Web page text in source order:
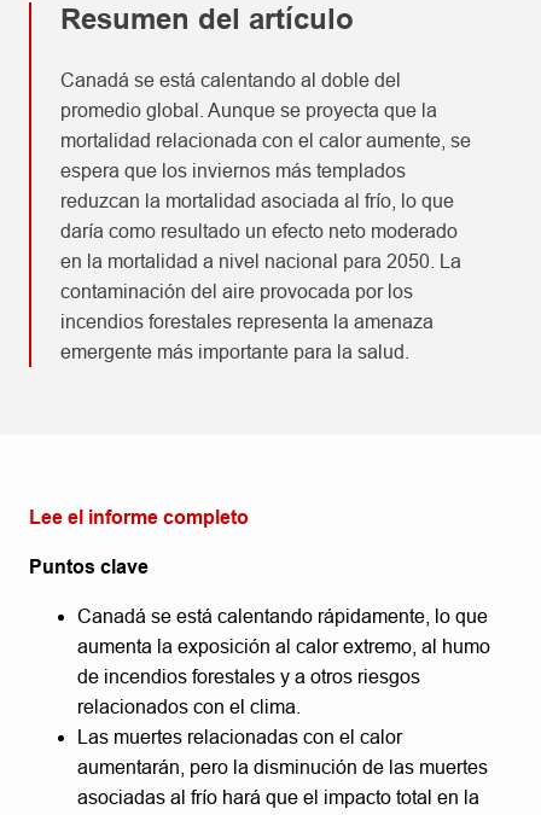
Resumen del artículo
Canadá se está calentando al doble del
promedio global. Aunque se proyecta que la
mortalidad relacionada con el calor aumente, se
espera que los inviernos más templados
reduzcan la mortalidad asociada al frío, lo que
daría como resultado un efecto neto moderado
en la mortalidad a nivel nacional para 2050. La
contaminación del aire provocada por los
incendios forestales representa la amenaza
emergente más importante para la salud.
Lee el informe completo
Puntos clave
Canadá se está calentando rápidamente, lo que
aumenta la exposición al calor extremo, al humo
de incendios forestales y a otros riesgos
relacionados con el clima.
Las muertes relacionadas con el calor
aumentarán, pero la disminución de las muertes
asociadas al frío hará que el impacto total en la